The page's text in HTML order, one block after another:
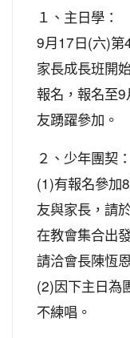
１、主日學：
9月17日(六)第
家長成長班開
報名，報名至
友踴躍參加。
２、少年團契：
(1)有報名參加
友與家長，請
在教會集合出
請洽會長陳恆
(2)因下主日為
不練唱。